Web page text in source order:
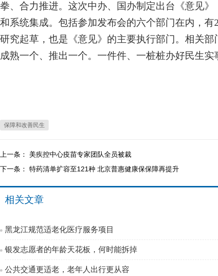
拳、合力推进。这次中办、国办制定出台《意见
和系统集成。包括参加发布会的六个部门在内，
研究起草，也是《意见》的主要执行部门。相关
成熟一个、推出一个。一件件、一桩桩办好民生
保障和改善民生
上一条： 美疾控中心疫苗专家团队全员被裁
下一条： 特药清单扩容至121种 北京普惠健康保保障再提升
相关文章
黑龙江规范适老化医疗服务项目
银发志愿者的年龄天花板，何时能拆掉
公共交通更适老，老年人出行更从容